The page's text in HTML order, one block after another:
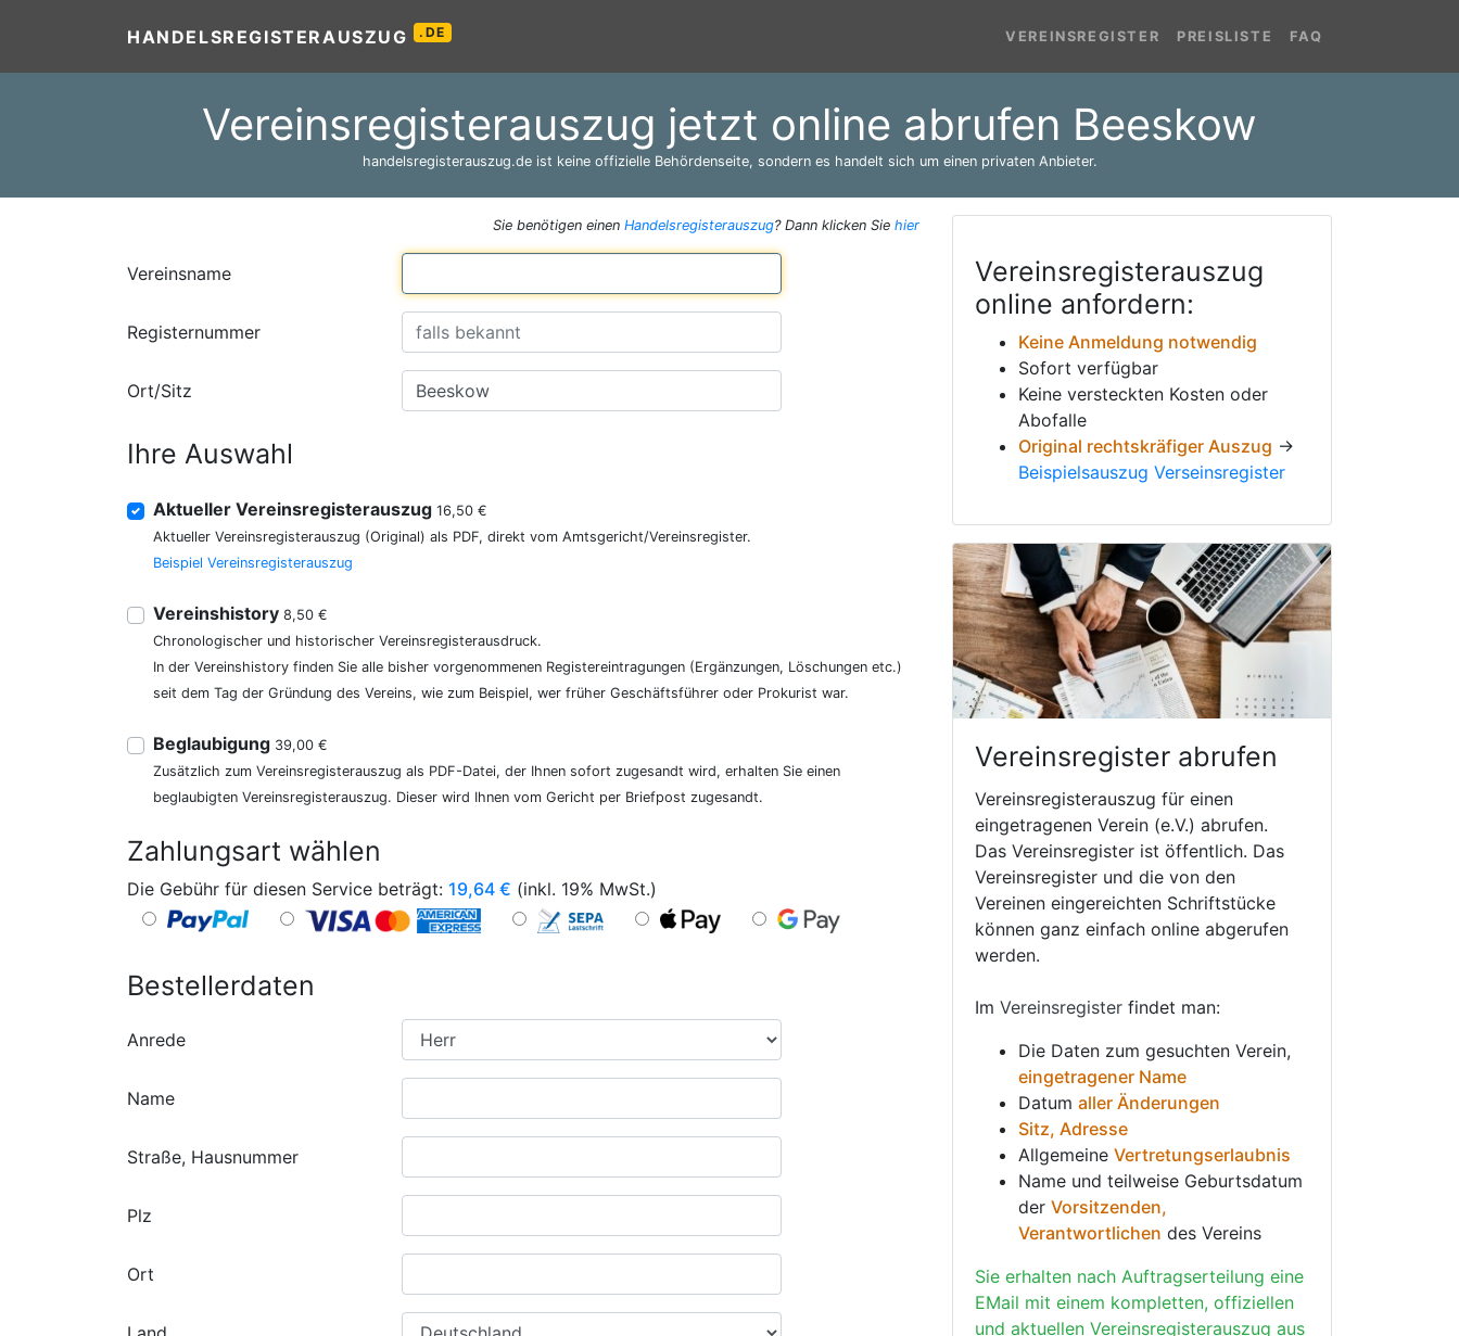
HANDELSREGISTERAUSZUG .DE VEREINSREGISTER PREISLISTE FAQ
Vereinsregisterauszug jetzt online abrufen Beeskow
handelsregisterauszug.de ist keine offizielle Behördenseite, sondern es handelt sich um einen privaten Anbieter.
Sie benötigen einen Handelsregisterauszug? Dann klicken Sie hier
Vereinsname
Registernummer
Ort/Sitz
Ihre Auswahl
Aktueller Vereinsregisterauszug 16,50 €
Aktueller Vereinsregisterauszug (Original) als PDF, direkt vom Amtsgericht/Vereinsregister.
Beispiel Vereinsregisterauszug
Vereinshistory 8,50 €
Chronologischer und historischer Vereinsregisterausdruck.
In der Vereinshistory finden Sie alle bisher vorgenommenen Registereintragungen (Ergänzungen, Löschungen etc.)
seit dem Tag der Gründung des Vereins, wie zum Beispiel, wer früher Geschäftsführer oder Prokurist war.
Beglaubigung 39,00 €
Zusätzlich zum Vereinsregisterauszug als PDF-Datei, der Ihnen sofort zugesandt wird, erhalten Sie einen
beglaubigten Vereinsregisterauszug. Dieser wird Ihnen vom Gericht per Briefpost zugesandt.
Zahlungsart wählen
Die Gebühr für diesen Service beträgt: 19,64 € (inkl. 19% MwSt.)
Bestellerdaten
Anrede
Name
Straße, Hausnummer
Plz
Ort
Vereinsregisterauszug
online anfordern:
Keine Anmeldung notwendig
Sofort verfügbar
Keine versteckten Kosten oder
Abofalle
Original rechtskräfiger Auszug →
Beispielsauszug Verseinsregister
Vereinsregister abrufen
Vereinsregisterauszug für einen
eingetragenen Verein (e.V.) abrufen.
Das Vereinsregister ist öffentlich. Das
Vereinsregister und die von den
Vereinen eingereichten Schriftstücke
können ganz einfach online abgerufen
werden.
Im Vereinsregister findet man:
Die Daten zum gesuchten Verein,
eingetragener Name
Datum aller Änderungen
Sitz, Adresse
Allgemeine Vertretungserlaubnis
Name und teilweise Geburtsdatum
der Vorsitzenden,
Verantwortlichen des Vereins
Sie erhalten nach Auftragserteilung eine
EMail mit einem kompletten, offiziellen
und aktuellen Vereinsregisterauszug aus